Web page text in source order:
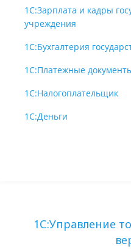
1С:Зарплата и кадры
учреждения
1С:Бухгалтерия
1С:Платежные
1С:Налогоплательщик
1С:Деньги
1С:Управление